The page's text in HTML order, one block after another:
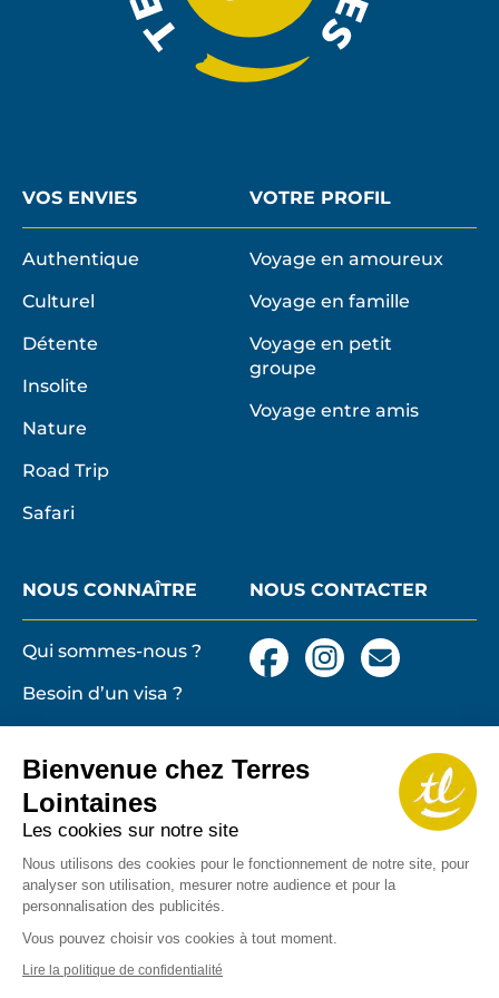
Bienvenue chez Terres
Lointaines
Les cookies sur notre site
Nous utilisons des cookies pour le fonctionnement de notre site, pour
analyser son utilisation, mesurer notre audience et pour la
personnalisation des publicités.
Vous pouvez choisir vos cookies à tout moment.
Lire la politique de confidentialité
VOS ENVIES
Authentique
Culturel
Détente
Insolite
Nature
Road Trip
Safari
VOTRE PROFIL
Voyage en amoureux
Voyage en famille
Voyage en petit
groupe
Voyage entre amis
NOUS CONNAÎTRE
Qui sommes-nous ?
Besoin d’un visa ?
et particulières de
vente
Mentions légales,
Protection des
données personnelles
Copyrights
NOUS CONTACTER
FacebookInstagram
Nous
contacter
email
de